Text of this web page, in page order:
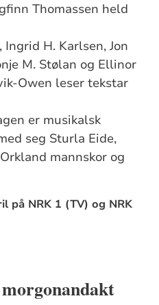
Thomassen held
H. Karlsen, Jon
M. Stølan og Ellinor
Owen leser tekstar
er musikalsk
seg Sturla Eide,
mannskor og
på NRK 1 (TV) og NRK